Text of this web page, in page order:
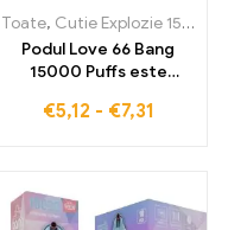
Țigarete electronice de unică
Toate, Cutie Explozie 15000 Pufuri
Podul Love 66 Bang
15000 Puffs este
pentru vaperii care
€5,12 - €7,31